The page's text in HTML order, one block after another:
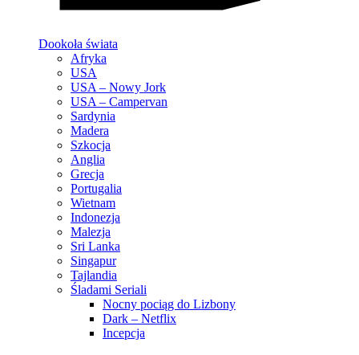
Dookoła świata
Afryka
USA
USA – Nowy Jork
USA – Campervan
Sardynia
Madera
Szkocja
Anglia
Grecja
Portugalia
Wietnam
Indonezja
Malezja
Sri Lanka
Singapur
Tajlandia
Śladami Seriali
Nocny pociąg do Lizbony
Dark – Netflix
Incepcja